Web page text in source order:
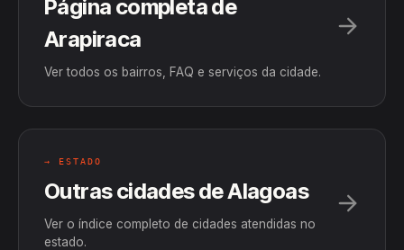
Página completa de
Arapiraca
Ver todos os bairros, FAQ e serviços da cidade.
→ ESTADO
Outras cidades de Alagoas
Ver o índice completo de cidades atendidas no
estado.